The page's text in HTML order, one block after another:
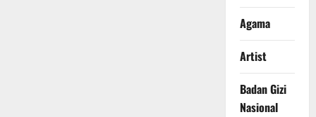
Agama
Artist
Badan Gizi
Nasional